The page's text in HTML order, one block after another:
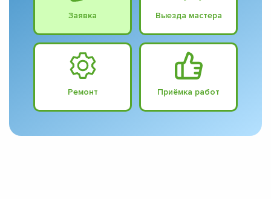
Заявка Выезда мастера
Ремонт Приёмка работ